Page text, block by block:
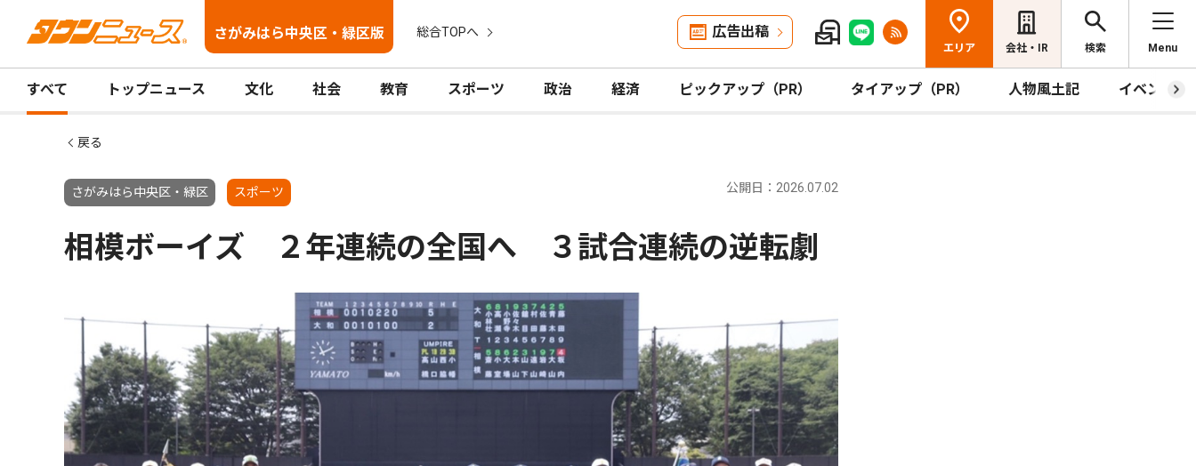
さがみはら中央区・緑区版 総合TOPへ 広告出稿
エリア 会社・IR 検索 Menu
すべて トップニュース 文化 社会 教育 スポーツ 政治 経済 ピックアップ（PR） タイアップ（PR） 人物風土記 イベント
戻る
さがみはら中央区・緑区 スポーツ 公開日：2026.07.02
相模ボーイズ ２年連続の全国へ ３試合連続の逆転劇